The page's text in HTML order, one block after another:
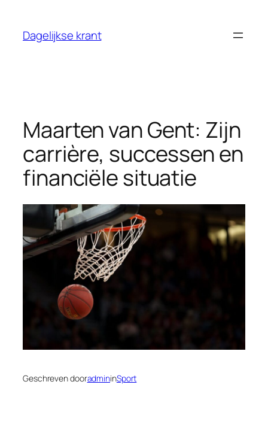
Dagelijkse krant
Maarten van Gent: Zijn
carrière, successen en
financiële situatie
Geschreven dooradmininSport